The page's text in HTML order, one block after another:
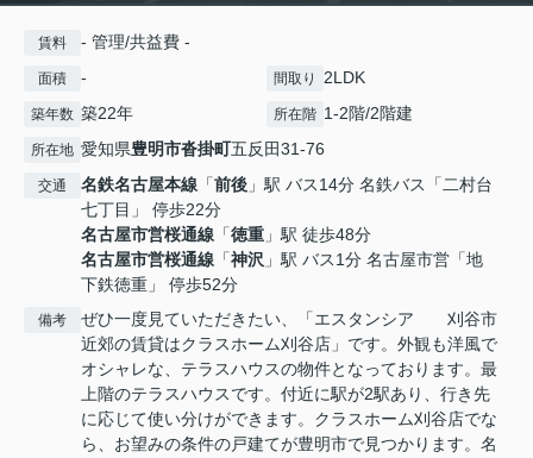
賃料 - 管理/共益費 -
面積 - 間取り 2LDK
築年数 築22年 所在階 1-2階/2階建
所在地 愛知県豊明市沓掛町五反田31-76
交通 名鉄名古屋本線 「前後 」駅 バス14分 名鉄バス「二村台
七丁目」 停歩22分
名古屋市営桜通線 「徳重 」駅 徒歩48分
名古屋市営桜通線 「神沢 」駅 バス1分 名古屋市営「地
下鉄徳重」 停歩52分
備考
ぜひ一度見ていただきたい、「エスタンシア 刈谷市
近郊の賃貸はクラスホーム刈谷店」です。外観も洋風で
オシャレな、テラスハウスの物件となっております。最
上階のテラスハウスです。付近に駅が2駅あり、行き先
に応じて使い分けができます。クラスホーム刈谷店でな
ら、お望みの条件の戸建てが豊明市で見つかります。名